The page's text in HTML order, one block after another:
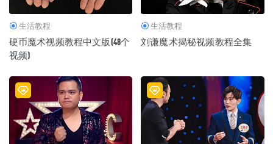
生活教程
硬币魔术视频教程中文版(48个
视频)
生活教程
刘谦魔术揭秘视频教程全集